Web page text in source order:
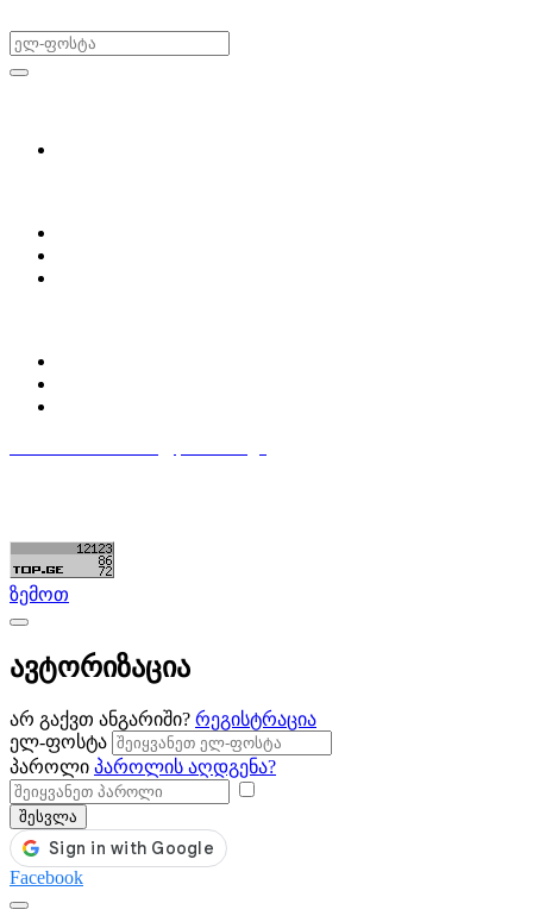
ზემოთ
ავტორიზაცია
არ გაქვთ ანგარიში? რეგისტრაცია
ელ-ფოსტა
პაროლი პაროლის აღდგენა?
შესვლა
Facebook